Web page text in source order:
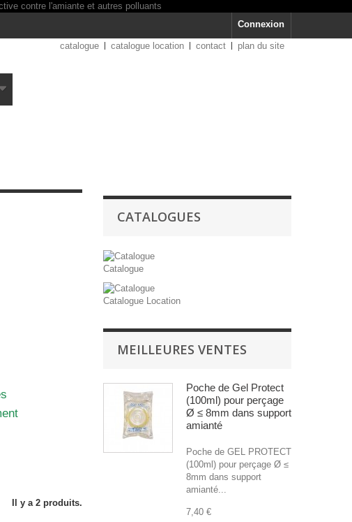
Connexion
catalogue catalogue location contact plan du site
Il y a 2 produits.
CATALOGUES
Catalogue
Catalogue Location
MEILLEURES VENTES
Poche de Gel Protect
(100ml) pour perçage
Ø ≤ 8mm dans support
amianté
Poche de GEL PROTECT
(100ml) pour perçage Ø ≤
8mm dans support
amianté...
7,40 €